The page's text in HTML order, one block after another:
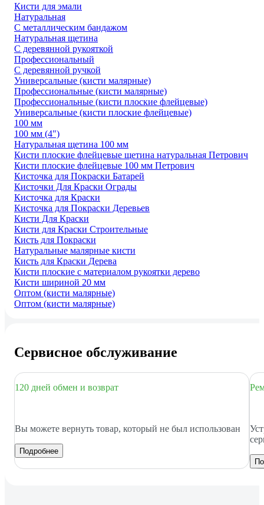
Кисти для эмали
Натуральная
С металлическим бандажом
Натуральная щетина
С деревянной рукояткой
Профессиональный
С деревянной ручкой
Универсальные (кисти малярные)
Профессиональные (кисти малярные)
Профессиональные (кисти плоские флейцевые)
Универсальные (кисти плоские флейцевые)
100 мм
100 мм (4")
Натуральная щетина 100 мм
Кисти плоские флейцевые щетина натуральная Петрович
Кисти плоские флейцевые 100 мм Петрович
Кисточка для Покраски Батарей
Кисточки Для Краски Ограды
Кисточка для Краски
Кисточка для Покраски Деревьев
Кисти Для Краски
Кисти для Краски Строительные
Кисть для Покраски
Натуральные малярные кисти
Кисть для Краски Дерева
Кисти плоские с материалом рукоятки дерево
Кисти шириной 20 мм
Оптом (кисти малярные)
Оптом (кисти малярные)
Сервисное обслуживание
120 дней обмен и возврат
Вы можете вернуть товар, который не был использован
Подробнее